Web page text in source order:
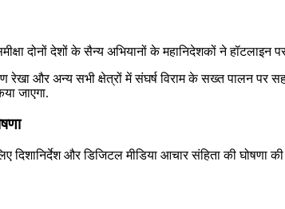
दोनों देशों के सैन्य अभियानों के महानिदेशकों ने हॉटलाइन
और अन्य सभी क्षेत्रों में संघर्ष विराम के सख्त पालन पर
जाएगा.
और डिजिटल मीडिया आचार संहिता की